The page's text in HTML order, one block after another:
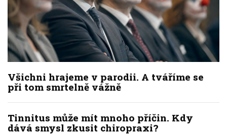
Všichni hrajeme v parodii. A tváříme se
při tom smrtelně vážně
Tinnitus může mít mnoho příčin. Kdy
dává smysl zkusit chiropraxi?